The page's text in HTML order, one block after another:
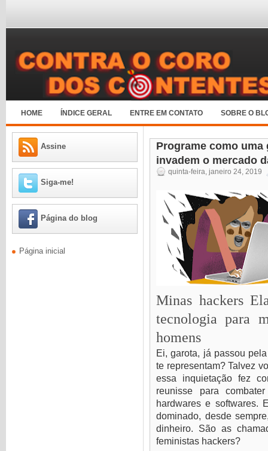
HOME ÍNDICE GERAL ENTRE EM CONTATO SOBRE O
Assine
Siga-me!
Página do blog
Página inicial
Programe como
invadem o mercado
quinta-feira, janeiro 24, 2019
Minas hackers
tecnologia para
homens
Ei, garota, já passou
te representam? Talvez
essa inquietação fez
reunisse para
hardwares e softwares.
dominado, desde
dinheiro. São as
feministas hackers?